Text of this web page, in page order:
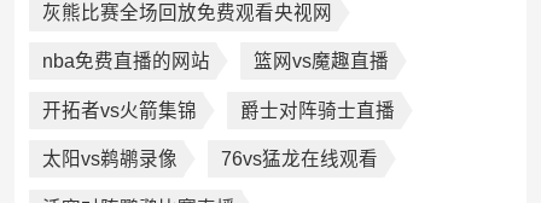
灰熊比赛全场回放免费观看央视网
nba免费直播的网站 篮网vs魔趣直播
开拓者vs火箭集锦 爵士对阵骑士直播
太阳vs鹈鹕录像 76vs猛龙在线观看